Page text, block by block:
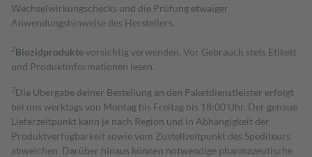
Wechselwirkungschecks und die Prüfung etwaiger
Anwendungshinweise des Herstellers.
2Biozidproduktevorsichtig verwenden. Vor Gebrauch stets Etikett
und Produktinformationen lesen.
3Die Übergabe deiner Bestellung an den Paketdienstleister erfolgt
bei uns werktags von Montag bis Freitag bis 18:00 Uhr. Der genaue
Lieferzeitpunkt kann je nach Region und in Abhängigkeit der
Produktverfügbarkeit sowie vom Zustellzeitpunkt des Spediteurs
abweichen. Darüber hinaus können notwendige pharmazeutische